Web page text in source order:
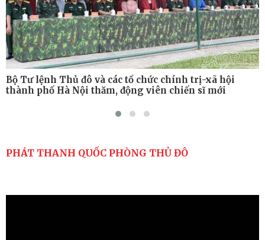
Bộ Tư lệnh Thủ đô và các tổ chức chính trị-xã hội
thành phố Hà Nội thăm, động viên chiến sĩ mới
PHÁT THANH QUỐC PHÒNG THỦ ĐÔ